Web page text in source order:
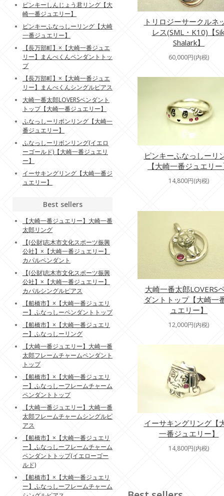
トリロジーサークルネ
レス(SML・K10)【
Shalark】
60,000円(内税)
ピンキーふなっしーリ
【大崎一番ジュエリ
14,800円(内税)
大崎一番太郎LOVERS
ダントトップ【大崎一
ュエリー】
12,000円(内税)
イーサキングリング【
一番ジュエリー】
14,800円(内税)
ピンキーしんじょう君リング【大
崎一番ジュエリー】
ピンキーふなっしーリング【大崎
一番ジュエリー】
【長万部町】×【大崎一番ジュエ
リー】まんべくんペンダントトッ
プ
【長万部町】×【大崎一番ジュエ
リー】まんべくんシングルピアス
大崎一番太郎LOVERSペンダント
トップ【大崎一番ジュエリー】
ふなっしーリボンリング【大崎一
番ジュエリー】
ふなっしーリボンリング(イエロ
ーゴールド)【大崎一番ジュエリ
ー】
イーサキングリング【大崎一番ジ
ュエリー】
Best sellers
【大崎一番ジュエリー】大崎一番
太郎リング
【(公財)志木市文化スポーツ振興
公社】×【大崎一番ジュエリー】
カパルペンダント
【(公財)志木市文化スポーツ振興
公社】×【大崎一番ジュエリー】
カパルシングルピアス
【船橋市】×【大崎一番ジュエリ
ー】ふなっしーペンダントトップ
【船橋市】×【大崎一番ジュエリ
ー】ふなっしーリング
【大崎一番ジュエリー】大崎一番
太郎フレームチャームペンダント
トップ
【船橋市】×【大崎一番ジュエリ
ー】ふなっしーフレームチャーム
ペンダントトップ
【大崎一番ジュエリー】大崎一番
太郎フレームチャームシングルピ
アス
【船橋市】×【大崎一番ジュエリ
ー】ふなっしーフレームチャーム
ペンダントトップ(イエローゴー
ルド)
【船橋市】×【大崎一番ジュエリ
ー】ふなっしーフレームチャーム